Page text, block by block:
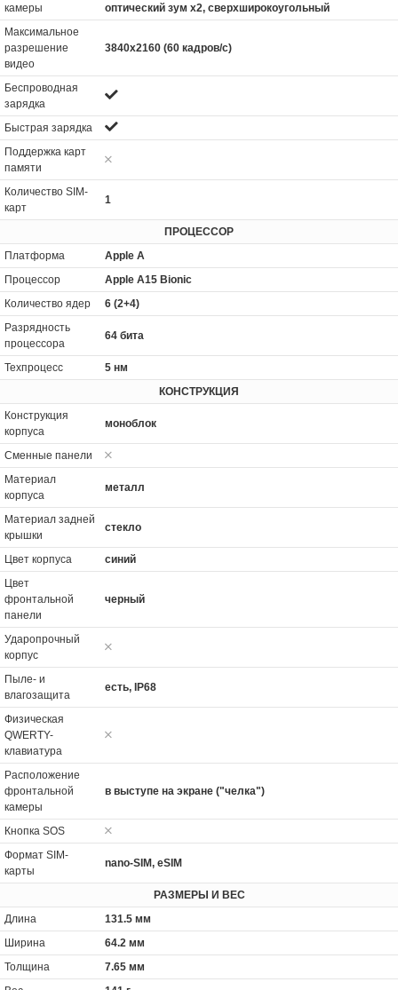
камеры
оптический зум x2, сверхширокоугольный
Максимальное
разрешение
видео
3840x2160 (60 кадров/с)
Беспроводная
зарядка
Быстрая зарядка
Поддержка карт
памяти
Количество SIM-
карт
1
ПРОЦЕССОР
Платформа
Apple A
Процессор
Apple A15 Bionic
Количество ядер
6 (2+4)
Разрядность
процессора
64 бита
Техпроцесс
5 нм
КОНСТРУКЦИЯ
Конструкция
корпуса
моноблок
Сменные панели
Материал
корпуса
металл
Материал задней
крышки
стекло
Цвет корпуса
синий
Цвет
фронтальной
панели
черный
Ударопрочный
корпус
Пыле- и
влагозащита
есть, IP68
Физическая
QWERTY-
клавиатура
Расположение
фронтальной
камеры
в выступе на экране ("челка")
Кнопка SOS
Формат SIM-
карты
nano-SIM, eSIM
РАЗМЕРЫ И ВЕС
Длина
131.5 мм
Ширина
64.2 мм
Толщина
7.65 мм